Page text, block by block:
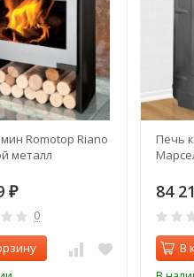
Romotop Riano
металл
₽
0
Печь
84
В